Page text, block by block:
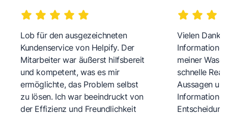
Lob für den ausgezeichneten
Kundenservice von Helpify. Der
Mitarbeiter war äußerst hilfsbereit
und kompetent, was es mir
ermöglichte, das Problem selbst
zu lösen. Ich war beeindruckt von
der Effizienz und Freundlichkeit
Vielen Dank
meiner
schnelle
Aussagen